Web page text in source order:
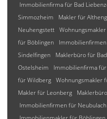
Immobilienfirma für Bad
Simmozheim
Makler für
Neuhengstett
für Böblingen
Sindelfingen
Maklerbüro für
Ostelsheim
Immobilienfirma
für Wildberg Wohnungsmakler
Makler für Leonberg
Immobilienfirmen für Neubulach